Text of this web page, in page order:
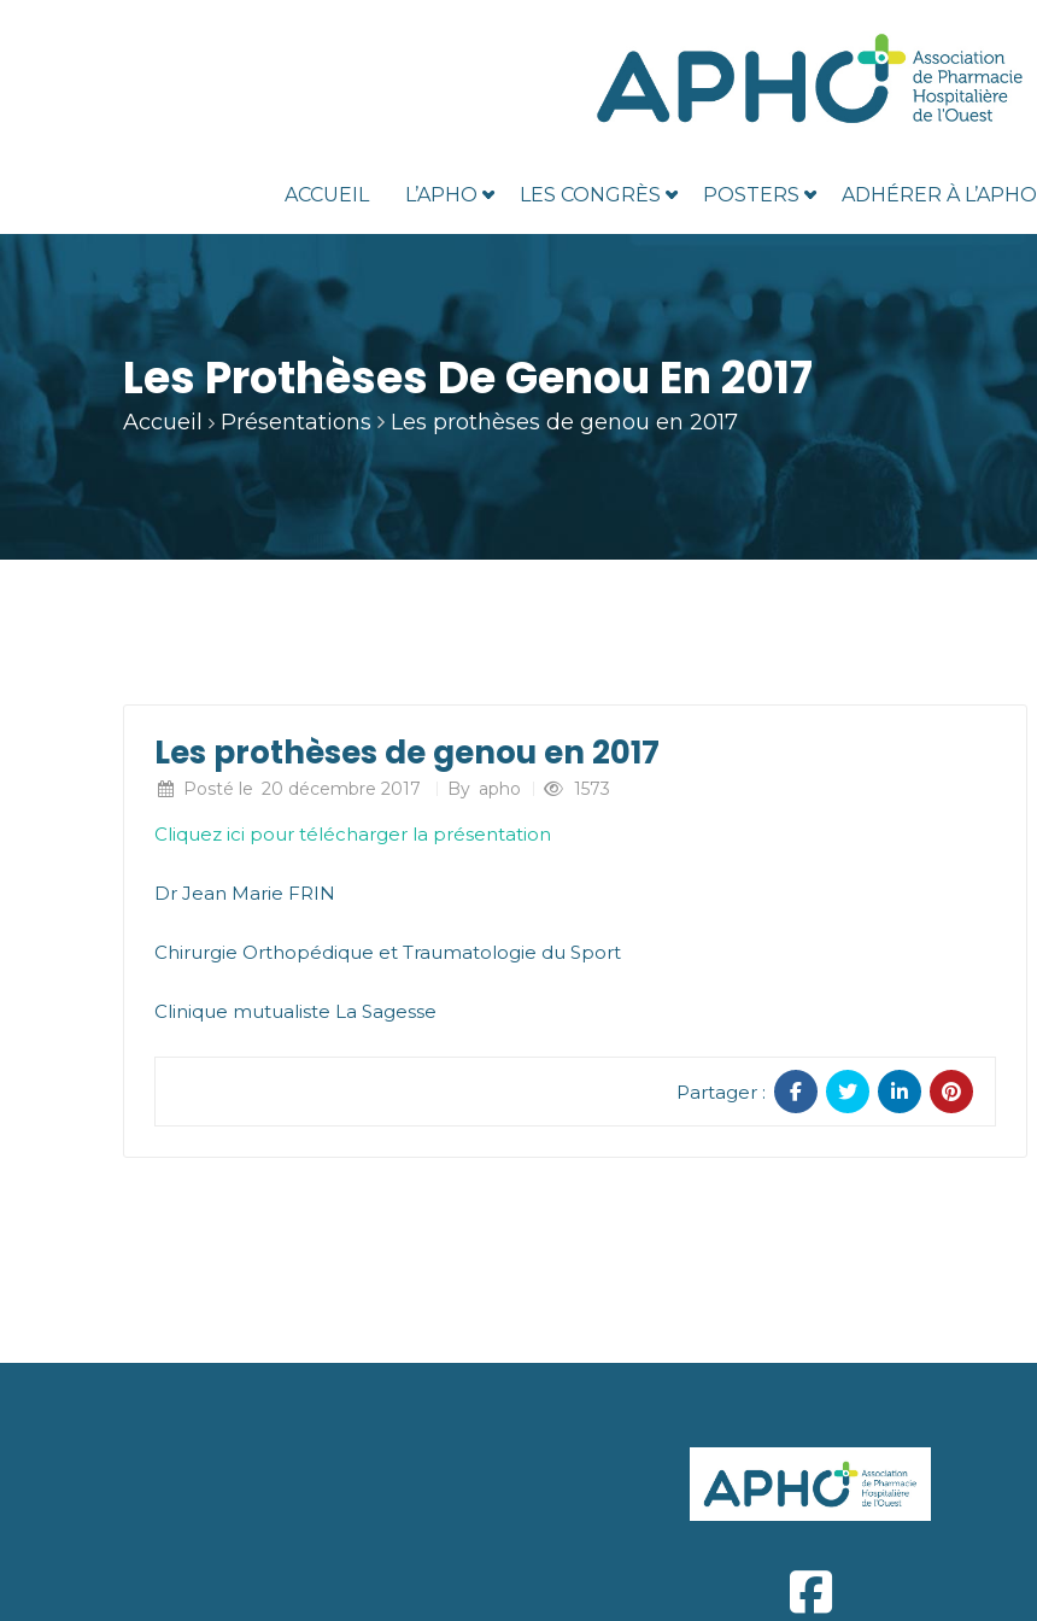
ACCUEIL L’APHO LES CONGRÈS POSTERS ADHÉRER À L’APHO
Les Prothèses De Genou En 2017
Accueil Présentations Les prothèses de genou en 2017
Les prothèses de genou en 2017
Posté le 20 décembre 2017 By apho 1573
Cliquez ici pour télécharger la présentation
Dr Jean Marie FRIN
Chirurgie Orthopédique et Traumatologie du Sport
Clinique mutualiste La Sagesse
Partager :